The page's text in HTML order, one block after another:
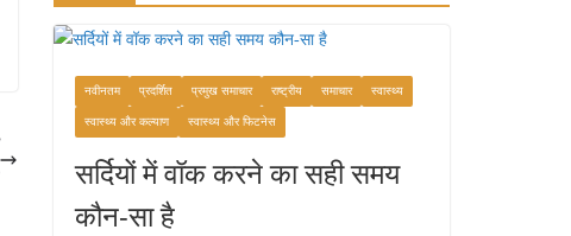
कश्मीर यात्रा गाइड:
प्राकृतिक सुंदरता और
स्वादिष्ट भोजन का अनूठा संगम
August 1, 2026
1 Comment
नवीनतम प्रदर्शित प्रमुख समाचार राष्ट्रीय समाचार स्वास्थ्य
स्वास्थ्य और कल्याण स्वास्थ्य और फिटनेस
सर्दियों में वॉक करने का सही समय
कौन-सा है